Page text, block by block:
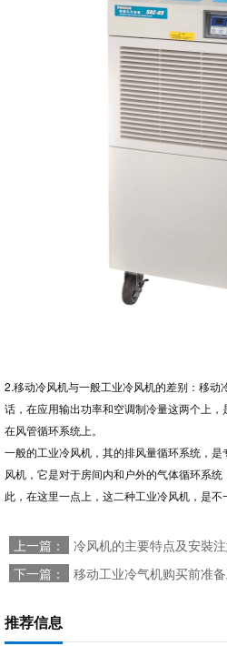
2.移动冷风机与一般工业冷风机的差别：移
话，在应用输出功率和空调制冷量这两个上
在风管循环系统上。
一般的工业冷风机，其的排风量循环系统，
风机，它是对于房间内和户外的气体循环系
此，在这里一点上，这二种工业冷风机，是不
上一篇：
冷风机的主要特点及安裝
下一篇：
移动工业冷气机购买前准
推荐信息